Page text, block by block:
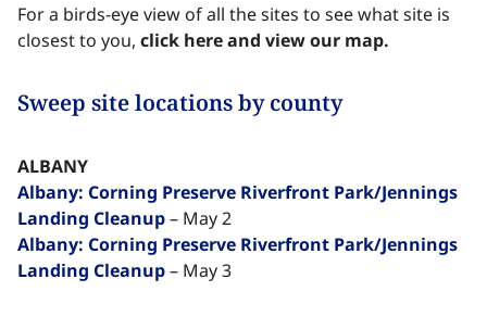
For a birds-eye view of all the sites to see what site is
closest to you, ​​​​‌ ‍ ​‍​‍‌‍ ‌ ​‍‌‍‍‌‌‍‌ ‌‍‍‌‌‍ ‍​‍​‍​ ‍‍​‍​‍‌ ​ ‌‍​‌‌‍ ‍‌‍‍‌‌ ‌​‌ ‍‌​‍ ‍‌‍‍‌‌‍ ​‍​‍​‍ ​​‍​‍‌‍‍​‌ ​‍‌‍‌‌‌‍‌‍​‍​‍​ ‍‍​‍​‍‌‍‍​‌ ‌​‌ ‌​‌ ​​‌ ​ ​ ‍‍​‍ ​‍ ‌‍​ ‌‍ ‌‌ ​ ​‍ ‍‌‍ ‌‌‍​‌‌‍‍‌‌‍ ‍​‍ ‍​ ​‍​ ​​​ ​‍​ ‌​‌ ​‍‌‍‌‌‌‍‌​‌‍‌‌‌ ​ ‌‍‍‌‌‍‌ ‌‍ ‍​‍ ‍‌ ​‍‌‍‍‌‌ ‌‍‌‍‌‌‌ ​‍‌‍‍ ‌‍‌‌‌‍‌‌‌ ​​‌‍‌‌‌ ​‍​‍ ‍‌‍ ‌ ​‍‌‍‌ ​‍ ‌‍‍‌‌‍ ‍‌ ‌​‌‍‌‌‌‍ ‍‌ ‌​​‍ ‌‍‌‌‌‍‌​‌‍‍‌‌ ‌​​‍ ‌‍ ‌‌‍ ‌‍‌​‌‍‌‌​ ‌‌ ​​‌ ​‍‌‍‌‌‌ ​ ‌‍‌‌‌‍ ‍‌ ‌​‌‍​‌‌ ‌​‌‍‍‌‌‍ ‌‍ ‍​ ‍ ‌‍‍‌‌‍‌​​ ‌​ ‌ ‌‍​‍​ ‍‌​ ‌ ‌‍​ ‌‍‌‌‌‍‌‍​ ​‌​‍ ‌‌‍​‍​ ‌​‌‍‌​​ ‌ ​‍ ‌​ ‌​​ ​‌​ ‌‌‌‍​ ​‍ ‌​ ‍‌​ ‌‌​ ​‍‌‍‌‌​‍ ‌​ ‌ ​ ​ ‌‍‌‍‌‍​ ​ ‍‌‌‍‌‌‌‍​ ‌‍‌‌‌‍​‌‌‍‌‌‌‍‌‌‌‍​‍​ ‍ ‌ ‌​‌ ‍‌‌ ​​‌‍‌‌​ ‌‌ ​ ‌‍‌‌‌‍​ ‌ ‌​‌‍‍‌‌‍ ‌‍ ‍‌​​ ‌‍​‌‌‍ ​‌‍ ​‌‍ ‌ ‌‌‌ ‌​​ ‍ ‌ ​​‌‍​‌‌ ‌​‌‍‍​​ ‌‌‍​ ‌‍ ‌‍ ‍‌ ‌​‌‍‌‌‌‍ ‍‌ ‌​​‍‌‌​ ‌‌‌​​‍‌‌ ‌‍‍ ‌‍‌‌‌ ‍‌​‍‌‌​ ​ ‌​‌​​‍‌‌​ ​ ‌​‌​​‍‌‌​ ​‍​ ​‍‌‍​ ‌‍​‍​ ‌‌​ ​‌​ ‍‌​ ‌‌‌‍‌‌‌‍​‌​ ‌‌​ ​‌​ ​‌​ ‌‌​‍‌‌​ ​‍​ ​‍​‍‌‌​ ‌‌‌​‌​​‍ ‍‌‍​ ‌‍‍​‌‍‍‌‌‍ ​‌‍‌​‌ ​‍‌‍‌‌‌‍ ‍​‍‌‌​ ‌‌‌​​‍‌‌ ‌‍‍ ‌‍‌‌‌ ‍‌​‍‌‌​ ​ ‌​‌​​‍‌‌​ ​ ‌​‌​​‍‌‌​ ​‍​ ​‍‌‍​ ​ ​​​ ‌​​ ‍‌​ ​‌‌‍​ ​ ​‍‌‍‌​‌‍‌​‌‍​‍‌‍​‍‌‍‌‍​‍‌‌​ ​‍​ ​‍​‍‌‌​ ‌‌‌​‌​​‍ ‍‌ ‌​‌‍‌‌‌ ‍​‌ ‌​​ ‌‍​‍‌‍​‌‌ ​ ‌‍‌‌‌‌‌‌‌ ​‍‌‍ ​​ ‌‌‍‍​‌ ‌​‌ ‌​‌ ​​‌ ​ ​‍‌‌​ ​ ‌​​‌​‍‌‌​ ​‍‌​‌‍​‍‌‌​ ​‍‌​‌‍‌‍​ ‌‍ ‌‌ ​ ​‍ ‍‌‍ ‌‌‍​‌‌‍‍‌‌‍ ‍​‍ ‍​ ​‍​ ​​​ ​‍​ ‌​‌ ​‍‌‍‌‌‌‍‌​‌‍‌‌‌ ​ ‌‍‍‌‌‍‌ ‌‍ ‍​‍ ‍‌ ​‍‌‍‍‌‌ ‌‍‌‍‌‌‌ ​‍‌‍‍ ‌‍‌‌‌‍‌‌‌ ​​‌‍‌‌‌ ​‍​‍ ‍‌‍ ‌ ​‍‌‍‌ ​‍‌‍‌‍‍‌‌‍‌​​ ‌​ ‌ ‌‍​‍​ ‍‌​ ‌ ‌‍​ ‌‍‌‌‌‍‌‍​ ​‌​‍ ‌‌‍​‍​ ‌​‌‍‌​​ ‌ ​‍ ‌​ ‌​​ ​‌​ ‌‌‌‍​ ​‍ ‌​ ‍‌​ ‌‌​ ​‍‌‍‌‌​‍ ‌​ ‌ ​ ​ ‌‍‌‍‌‍​ ​ ‍‌‌‍‌‌‌‍​ ‌‍‌‌‌‍​‌‌‍‌‌‌‍‌‌‌‍​‍​‍‌‍‌ ‌​‌ ‍‌‌ ​​‌‍‌‌​ ‌‌ ​ ‌‍‌‌‌‍​ ‌ ‌​‌‍‍‌‌‍ ‌‍ ‍‌​​ ‌‍​‌‌‍ ​‌‍ ​‌‍ ‌ ‌‌‌ ‌​​‍‌‍‌ ​​‌‍​‌‌ ‌​‌‍‍​​ ‌‌‍​ ‌‍ ‌‍ ‍‌ ‌​‌‍‌‌‌‍ ‍‌ ‌​​‍‌‌​ ‌‌‌​​‍‌‌ ‌‍‍ ‌‍‌‌‌ ‍‌​‍‌‌​ ​ ‌​‌​​‍‌‌​ ​ ‌​‌​​‍‌‌​ ​‍​ ​‍‌‍​ ‌‍​‍​ ‌‌​ ​‌​ ‍‌​ ‌‌‌‍‌‌‌‍​‌​ ‌‌​ ​‌​ ​‌​ ‌‌​‍‌‌​ ​‍​ ​‍​‍‌‌​ ‌‌‌​‌​​‍ ‍‌‍​ ‌‍‍​‌‍‍‌‌‍ ​‌‍‌​‌ ​‍‌‍‌‌‌‍ ‍​‍‌‌​ ‌‌‌​​‍‌‌ ‌‍‍ ‌‍‌‌‌ ‍‌​‍‌‌​ ​ ‌​‌​​‍‌‌​ ​ ‌​‌​​‍‌‌​ ​‍​ ​‍‌‍​ ​ ​​​ ‌​​ ‍‌​ ​‌‌‍​ ​ ​‍‌‍‌​‌‍‌​‌‍​‍‌‍​‍‌‍‌‍​‍‌‌​ ​‍​ ​‍​‍‌‌​ ‌‌‌​‌​​‍ ‍‌ ‌​‌‍‌‌‌ ‍​‌ ‌​​‍‌‍‌ ​​‌‍‌‌‌ ​‍‌ ​ ‌ ​​‌‍‌‌‌‍​ ‌ ‌​‌‍‍‌‌ ‌‍‌‍‌‌​ ‌‌ ​​‌ ‌‌‌‍​‍‌‍ ​‌‍‍‌‌ ​ ‌‍‍​‌‍‌‌‌‍‌​​‍​‍‌ ‌ click here and view our map​​​​‌ ‍ ​‍​‍‌‍ ‌ ​‍‌‍‍‌‌‍‌ ‌‍‍‌‌‍ ‍​‍​‍​ ‍‍​‍​‍‌ ​ ‌‍​‌‌‍ ‍‌‍‍‌‌ ‌​‌ ‍‌​‍ ‍‌‍‍‌‌‍ ​‍​‍​‍ ​​‍​‍‌‍‍​‌ ​‍‌‍‌‌‌‍‌‍​‍​‍​ ‍‍​‍​‍‌‍‍​‌ ‌​‌ ‌​‌ ​​‌ ​ ​ ‍‍​‍ ​‍ ‌‍​ ‌‍ ‌‌ ​ ​‍ ‍‌‍ ‌‌‍​‌‌‍‍‌‌‍ ‍​‍ ‍​ ​‍​ ​​​ ​‍​ ‌​‌ ​‍‌‍‌‌‌‍‌​‌‍‌‌‌ ​ ‌‍‍‌‌‍‌ ‌‍ ‍​‍ ‍‌ ​‍‌‍‍‌‌ ‌‍‌‍‌‌‌ ​‍‌‍‍ ‌‍‌‌‌‍‌‌‌ ​​‌‍‌‌‌ ​‍​‍ ‍‌‍ ‌ ​‍‌‍‌ ​‍ ‌‍‍‌‌‍ ‍‌ ‌​‌‍‌‌‌‍ ‍‌ ‌​​‍ ‌‍‌‌‌‍‌​‌‍‍‌‌ ‌​​‍ ‌‍ ‌‌‍ ‌‍‌​‌‍‌‌​ ‌‌ ​​‌ ​‍‌‍‌‌‌ ​ ‌‍‌‌‌‍ ‍‌ ‌​‌‍​‌‌ ‌​‌‍‍‌‌‍ ‌‍ ‍​ ‍ ‌‍‍‌‌‍‌​​ ‌​ ‌ ‌‍​‍​ ‍‌​ ‌ ‌‍​ ‌‍‌‌‌‍‌‍​ ​‌​‍ ‌‌‍​‍​ ‌​‌‍‌​​ ‌ ​‍ ‌​ ‌​​ ​‌​ ‌‌‌‍​ ​‍ ‌​ ‍‌​ ‌‌​ ​‍‌‍‌‌​‍ ‌​ ‌ ​ ​ ‌‍‌‍‌‍​ ​ ‍‌‌‍‌‌‌‍​ ‌‍‌‌‌‍​‌‌‍‌‌‌‍‌‌‌‍​‍​ ‍ ‌ ‌​‌ ‍‌‌ ​​‌‍‌‌​ ‌‌ ​ ‌‍‌‌‌‍​ ‌ ‌​‌‍‍‌‌‍ ‌‍ ‍‌​​ ‌‍​‌‌‍ ​‌‍ ​‌‍ ‌ ‌‌‌ ‌​​ ‍ ‌ ​​‌‍​‌‌ ‌​‌‍‍​​ ‌‌‍​ ‌‍ ‌‍ ‍‌ ‌​‌‍‌‌‌‍ ‍‌ ‌​​‍‌‌​ ‌‌‌​​‍‌‌ ‌‍‍ ‌‍‌‌‌ ‍‌​‍‌‌​ ​ ‌​‌​​‍‌‌​ ​ ‌​‌​​‍‌‌​ ​‍​ ​‍‌‍​ ‌‍​‍​ ‌‌​ ​‌​ ‍‌​ ‌‌‌‍‌‌‌‍​‌​ ‌‌​ ​‌​ ​‌​ ‌‌​‍‌‌​ ​‍​ ​‍​‍‌‌​ ‌‌‌​‌​​‍ ‍‌‍​ ‌‍‍​‌‍‍‌‌‍ ​‌‍‌​‌ ​‍‌‍‌‌‌‍ ‍​‍‌‌​ ‌‌‌​​‍‌‌ ‌‍‍ ‌‍‌‌‌ ‍‌​‍‌‌​ ​ ‌​‌​​‍‌‌​ ​ ‌​‌​​‍‌‌​ ​‍​ ​‍‌‍​‍‌‍‌‍‌‍​ ​ ​ ​ ‌ ‌‍​‌‌‍‌​​ ‌‍​ ‌‌‌‍‌‌‌‍​‍​ ‍​​‍‌‌​ ​‍​ ​‍​‍‌‌​ ‌‌‌​‌​​‍ ‍‌ ‌​‌‍‌‌‌ ‍​‌ ‌​​ ‌‍​‍‌‍​‌‌ ​ ‌‍‌‌‌‌‌‌‌ ​‍‌‍ ​​ ‌‌‍‍​‌ ‌​‌ ‌​‌ ​​‌ ​ ​‍‌‌​ ​ ‌​​‌​‍‌‌​ ​‍‌​‌‍​‍‌‌​ ​‍‌​‌‍‌‍​ ‌‍ ‌‌ ​ ​‍ ‍‌‍ ‌‌‍​‌‌‍‍‌‌‍ ‍​‍ ‍​ ​‍​ ​​​ ​‍​ ‌​‌ ​‍‌‍‌‌‌‍‌​‌‍‌‌‌ ​ ‌‍‍‌‌‍‌ ‌‍ ‍​‍ ‍‌ ​‍‌‍‍‌‌ ‌‍‌‍‌‌‌ ​‍‌‍‍ ‌‍‌‌‌‍‌‌‌ ​​‌‍‌‌‌ ​‍​‍ ‍‌‍ ‌ ​‍‌‍‌ ​‍‌‍‌‍‍‌‌‍‌​​ ‌​ ‌ ‌‍​‍​ ‍‌​ ‌ ‌‍​ ‌‍‌‌‌‍‌‍​ ​‌​‍ ‌‌‍​‍​ ‌​‌‍‌​​ ‌ ​‍ ‌​ ‌​​ ​‌​ ‌‌‌‍​ ​‍ ‌​ ‍‌​ ‌‌​ ​‍‌‍‌‌​‍ ‌​ ‌ ​ ​ ‌‍‌‍‌‍​ ​ ‍‌‌‍‌‌‌‍​ ‌‍‌‌‌‍​‌‌‍‌‌‌‍‌‌‌‍​‍​‍‌‍‌ ‌​‌ ‍‌‌ ​​‌‍‌‌​ ‌‌ ​ ‌‍‌‌‌‍​ ‌ ‌​‌‍‍‌‌‍ ‌‍ ‍‌​​ ‌‍​‌‌‍ ​‌‍ ​‌‍ ‌ ‌‌‌ ‌​​‍‌‍‌ ​​‌‍​‌‌ ‌​‌‍‍​​ ‌‌‍​ ‌‍ ‌‍ ‍‌ ‌​‌‍‌‌‌‍ ‍‌ ‌​​‍‌‌​ ‌‌‌​​‍‌‌ ‌‍‍ ‌‍‌‌‌ ‍‌​‍‌‌​ ​ ‌​‌​​‍‌‌​ ​ ‌​‌​​‍‌‌​ ​‍​ ​‍‌‍​ ‌‍​‍​ ‌‌​ ​‌​ ‍‌​ ‌‌‌‍‌‌‌‍​‌​ ‌‌​ ​‌​ ​‌​ ‌‌​‍‌‌​ ​‍​ ​‍​‍‌‌​ ‌‌‌​‌​​‍ ‍‌‍​ ‌‍‍​‌‍‍‌‌‍ ​‌‍‌​‌ ​‍‌‍‌‌‌‍ ‍​‍‌‌​ ‌‌‌​​‍‌‌ ‌‍‍ ‌‍‌‌‌ ‍‌​‍‌‌​ ​ ‌​‌​​‍‌‌​ ​ ‌​‌​​‍‌‌​ ​‍​ ​‍‌‍​‍‌‍‌‍‌‍​ ​ ​ ​ ‌ ‌‍​‌‌‍‌​​ ‌‍​ ‌‌‌‍‌‌‌‍​‍​ ‍​​‍‌‌​ ​‍​ ​‍​‍‌‌​ ‌‌‌​‌​​‍ ‍‌ ‌​‌‍‌‌‌ ‍​‌ ‌​​‍‌‍‌ ​​‌‍‌‌‌ ​‍‌ ​ ‌ ​​‌‍‌‌‌‍​ ‌ ‌​‌‍‍‌‌ ‌‍‌‍‌‌​ ‌‌ ​​‌ ‌‌‌‍​‍‌‍ ​‌‍‍‌‌ ​ ‌‍‍​‌‍‌‌‌‍‌​​‍​‍‌ ‌.​​​​‌ ‍ ​‍​‍‌‍ ‌ ​‍‌‍‍‌‌‍‌ ‌‍‍‌‌‍ ‍​‍​‍​ ‍‍​‍​‍‌ ​ ‌‍​‌‌‍ ‍‌‍‍‌‌ ‌​‌ ‍‌​‍ ‍‌‍‍‌‌‍ ​‍​‍​‍ ​​‍​‍‌‍‍​‌ ​‍‌‍‌‌‌‍‌‍​‍​‍​ ‍‍​‍​‍‌‍‍​‌ ‌​‌ ‌​‌ ​​‌ ​ ​ ‍‍​‍ ​‍ ‌‍​ ‌‍ ‌‌ ​ ​‍ ‍‌‍ ‌‌‍​‌‌‍‍‌‌‍ ‍​‍ ‍​ ​‍​ ​​​ ​‍​ ‌​‌ ​‍‌‍‌‌‌‍‌​‌‍‌‌‌ ​ ‌‍‍‌‌‍‌ ‌‍ ‍​‍ ‍‌ ​‍‌‍‍‌‌ ‌‍‌‍‌‌‌ ​‍‌‍‍ ‌‍‌‌‌‍‌‌‌ ​​‌‍‌‌‌ ​‍​‍ ‍‌‍ ‌ ​‍‌‍‌ ​‍ ‌‍‍‌‌‍ ‍‌ ‌​‌‍‌‌‌‍ ‍‌ ‌​​‍ ‌‍‌‌‌‍‌​‌‍‍‌‌ ‌​​‍ ‌‍ ‌‌‍ ‌‍‌​‌‍‌‌​ ‌‌ ​​‌ ​‍‌‍‌‌‌ ​ ‌‍‌‌‌‍ ‍‌ ‌​‌‍​‌‌ ‌​‌‍‍‌‌‍ ‌‍ ‍​ ‍ ‌‍‍‌‌‍‌​​ ‌​ ‌ ‌‍​‍​ ‍‌​ ‌ ‌‍​ ‌‍‌‌‌‍‌‍​ ​‌​‍ ‌‌‍​‍​ ‌​‌‍‌​​ ‌ ​‍ ‌​ ‌​​ ​‌​ ‌‌‌‍​ ​‍ ‌​ ‍‌​ ‌‌​ ​‍‌‍‌‌​‍ ‌​ ‌ ​ ​ ‌‍‌‍‌‍​ ​ ‍‌‌‍‌‌‌‍​ ‌‍‌‌‌‍​‌‌‍‌‌‌‍‌‌‌‍​‍​ ‍ ‌ ‌​‌ ‍‌‌ ​​‌‍‌‌​ ‌‌ ​ ‌‍‌‌‌‍​ ‌ ‌​‌‍‍‌‌‍ ‌‍ ‍‌​​ ‌‍​‌‌‍ ​‌‍ ​‌‍ ‌ ‌‌‌ ‌​​ ‍ ‌ ​​‌‍​‌‌ ‌​‌‍‍​​ ‌‌‍​ ‌‍ ‌‍ ‍‌ ‌​‌‍‌‌‌‍ ‍‌ ‌​​‍‌‌​ ‌‌‌​​‍‌‌ ‌‍‍ ‌‍‌‌‌ ‍‌​‍‌‌​ ​ ‌​‌​​‍‌‌​ ​ ‌​‌​​‍‌‌​ ​‍​ ​‍‌‍​ ‌‍​‍​ ‌‌​ ​‌​ ‍‌​ ‌‌‌‍‌‌‌‍​‌​ ‌‌​ ​‌​ ​‌​ ‌‌​‍‌‌​ ​‍​ ​‍​‍‌‌​ ‌‌‌​‌​​‍ ‍‌‍​ ‌‍‍​‌‍‍‌‌‍ ​‌‍‌​‌ ​‍‌‍‌‌‌‍ ‍​‍‌‌​ ‌‌‌​​‍‌‌ ‌‍‍ ‌‍‌‌‌ ‍‌​‍‌‌​ ​ ‌​‌​​‍‌‌​ ​ ‌​‌​​‍‌‌​ ​‍​ ​‍‌‍‌​‌‍‌‍​ ​‌​ ‌‌​ ​ ​ ​ ‌‍‌‌​ ‍‌​ ‍​‌‍‌‍​ ‌ ‌‍‌​​‍‌‌​ ​‍​ ​‍​‍‌‌​ ‌‌‌​‌​​‍ ‍‌ ‌​‌‍‌‌‌ ‍​‌ ‌​​ ‌‍​‍‌‍​‌‌ ​ ‌‍‌‌‌‌‌‌‌ ​‍‌‍ ​​ ‌‌‍‍​‌ ‌​‌ ‌​‌ ​​‌ ​ ​‍‌‌​ ​ ‌​​‌​‍‌‌​ ​‍‌​‌‍​‍‌‌​ ​‍‌​‌‍‌‍​ ‌‍ ‌‌ ​ ​‍ ‍‌‍ ‌‌‍​‌‌‍‍‌‌‍ ‍​‍ ‍​ ​‍​ ​​​ ​‍​ ‌​‌ ​‍‌‍‌‌‌‍‌​‌‍‌‌‌ ​ ‌‍‍‌‌‍‌ ‌‍ ‍​‍ ‍‌ ​‍‌‍‍‌‌ ‌‍‌‍‌‌‌ ​‍‌‍‍ ‌‍‌‌‌‍‌‌‌ ​​‌‍‌‌‌ ​‍​‍ ‍‌‍ ‌ ​‍‌‍‌ ​‍‌‍‌‍‍‌‌‍‌​​ ‌​ ‌ ‌‍​‍​ ‍‌​ ‌ ‌‍​ ‌‍‌‌‌‍‌‍​ ​‌​‍ ‌‌‍​‍​ ‌​‌‍‌​​ ‌ ​‍ ‌​ ‌​​ ​‌​ ‌‌‌‍​ ​‍ ‌​ ‍‌​ ‌‌​ ​‍‌‍‌‌​‍ ‌​ ‌ ​ ​ ‌‍‌‍‌‍​ ​ ‍‌‌‍‌‌‌‍​ ‌‍‌‌‌‍​‌‌‍‌‌‌‍‌‌‌‍​‍​‍‌‍‌ ‌​‌ ‍‌‌ ​​‌‍‌‌​ ‌‌ ​ ‌‍‌‌‌‍​ ‌ ‌​‌‍‍‌‌‍ ‌‍ ‍‌​​ ‌‍​‌‌‍ ​‌‍ ​‌‍ ‌ ‌‌‌ ‌​​‍‌‍‌ ​​‌‍​‌‌ ‌​‌‍‍​​ ‌‌‍​ ‌‍ ‌‍ ‍‌ ‌​‌‍‌‌‌‍ ‍‌ ‌​​‍‌‌​ ‌‌‌​​‍‌‌ ‌‍‍ ‌‍‌‌‌ ‍‌​‍‌‌​ ​ ‌​‌​​‍‌‌​ ​ ‌​‌​​‍‌‌​ ​‍​ ​‍‌‍​ ‌‍​‍​ ‌‌​ ​‌​ ‍‌​ ‌‌‌‍‌‌‌‍​‌​ ‌‌​ ​‌​ ​‌​ ‌‌​‍‌‌​ ​‍​ ​‍​‍‌‌​ ‌‌‌​‌​​‍ ‍‌‍​ ‌‍‍​‌‍‍‌‌‍ ​‌‍‌​‌ ​‍‌‍‌‌‌‍ ‍​‍‌‌​ ‌‌‌​​‍‌‌ ‌‍‍ ‌‍‌‌‌ ‍‌​‍‌‌​ ​ ‌​‌​​‍‌‌​ ​ ‌​‌​​‍‌‌​ ​‍​ ​‍‌‍‌​‌‍‌‍​ ​‌​ ‌‌​ ​ ​ ​ ‌‍‌‌​ ‍‌​ ‍​‌‍‌‍​ ‌ ‌‍‌​​‍‌‌​ ​‍​ ​‍​‍‌‌​ ‌‌‌​‌​​‍ ‍‌ ‌​‌‍‌‌‌ ‍​‌ ‌​​‍‌‍‌ ​​‌‍‌‌‌ ​‍‌ ​ ‌ ​​‌‍‌‌‌‍​ ‌ ‌​‌‍‍‌‌ ‌‍‌‍‌‌​ ‌‌ ​​‌ ‌‌‌‍​‍‌‍ ​‌‍‍‌‌ ​ ‌‍‍​‌‍‌‌‌‍‌​​‍​‍‌ ‌
Sweep site locations by county​​​​‌ ‍ ​‍​‍‌‍ ‌ ​‍‌‍‍‌‌‍‌ ‌‍‍‌‌‍ ‍​‍​‍​ ‍‍​‍​‍‌ ​ ‌‍​‌‌‍ ‍‌‍‍‌‌ ‌​‌ ‍‌​‍ ‍‌‍‍‌‌‍ ​‍​‍​‍ ​​‍​‍‌‍‍​‌ ​‍‌‍‌‌‌‍‌‍​‍​‍​ ‍‍​‍​‍‌‍‍​‌ ‌​‌ ‌​‌ ​​‌ ​ ​ ‍‍​‍ ​‍ ‌‍​ ‌‍ ‌‌ ​ ​‍ ‍‌‍ ‌‌‍​‌‌‍‍‌‌‍ ‍​‍ ‍​ ​‍​ ​​​ ​‍​ ‌​‌ ​‍‌‍‌‌‌‍‌​‌‍‌‌‌ ​ ‌‍‍‌‌‍‌ ‌‍ ‍​‍ ‍‌ ​‍‌‍‍‌‌ ‌‍‌‍‌‌‌ ​‍‌‍‍ ‌‍‌‌‌‍‌‌‌ ​​‌‍‌‌‌ ​‍​‍ ‍‌‍ ‌ ​‍‌‍‌ ​‍ ‌‍‍‌‌‍ ‍‌ ‌​‌‍‌‌‌‍ ‍‌ ‌​​‍ ‌‍‌‌‌‍‌​‌‍‍‌‌ ‌​​‍ ‌‍ ‌‌‍ ‌‍‌​‌‍‌‌​ ‌‌ ​​‌ ​‍‌‍‌‌‌ ​ ‌‍‌‌‌‍ ‍‌ ‌​‌‍​‌‌ ‌​‌‍‍‌‌‍ ‌‍ ‍​ ‍ ‌‍‍‌‌‍‌​​ ‌‌‍‌‍​ ‌ ​ ​‍​ ‌‍​ ​​​ ‍‌‌‍‌​​ ​‌​‍ ‌​ ‌​​ ‌‌​ ‌​​ ‍‌​‍ ‌​ ‌​​ ‍​​ ‌ ​ ​​​‍ ‌‌‍​‌​ ‌​‌‍‌‍​ ‍‌​‍ ‌​ ​ ​ ‌‌​ ​ ‌‍‌​​ ‌‌‌‍‌‌‌‍​‍​ ​‌​ ‌‌‌‍​ ‌‍‌​​ ‌‍​ ‍ ‌ ‌​‌ ‍‌‌ ​​‌‍‌‌​ ‌‌‍‌‌‌ ‌‍‌‍‌‌‌‍ ‍‌ ‌​​ ‍ ‌ ​​‌‍​‌‌ ‌​‌‍‍​​ ‌‌‍​ ‌‍ ‌‍ ‍‌ ‌​‌‍‌‌‌‍ ‍‌ ‌​​‍‌‌​ ‌‌‌​​‍‌‌ ‌‍‍ ‌‍‌‌‌ ‍‌​‍‌‌​ ​ ‌​‌​​‍‌‌​ ​ ‌​‌​​‍‌‌​ ​‍​ ​‍‌‍​‌‌‍​‌​ ‍​​ ‌ ​ ​‌​ ​‍​ ‍‌​ ‍​‌‍‌‌​ ‌ ​ ‍‌​ ​‍​‍‌‌​ ​‍​ ​‍​‍‌‌​ ‌‌‌​‌​​‍ ‍‌‍​ ‌‍‍​‌‍‍‌‌‍ ​‌‍‌​‌ ​‍‌‍‌‌‌‍ ‍​‍‌‌​ ‌‌‌​​‍‌‌ ‌‍‍ ‌‍‌‌‌ ‍‌​‍‌‌​ ​ ‌​‌​​‍‌‌​ ​ ‌​‌​​‍‌‌​ ​‍​ ​‍‌‍​‌‌‍‌​​ ​ ​ ‌‌​ ‌ ‌‍‌‌​ ‍​​ ​‍​ ‌ ‌‍​‌​ ​ ‌‍​‍​‍‌‌​ ​‍​ ​‍​‍‌‌​ ‌‌‌​‌​​‍ ‍‌ ‌​‌‍‌‌‌ ‍​‌ ‌​​ ‌‍​‍‌‍​‌‌ ​ ‌‍‌‌‌‌‌‌‌ ​‍‌‍ ​​ ‌‌‍‍​‌ ‌​‌ ‌​‌ ​​‌ ​ ​‍‌‌​ ​ ‌​​‌​‍‌‌​ ​‍‌​‌‍​‍‌‌​ ​‍‌​‌‍‌‍​ ‌‍ ‌‌ ​ ​‍ ‍‌‍ ‌‌‍​‌‌‍‍‌‌‍ ‍​‍ ‍​ ​‍​ ​​​ ​‍​ ‌​‌ ​‍‌‍‌‌‌‍‌​‌‍‌‌‌ ​ ‌‍‍‌‌‍‌ ‌‍ ‍​‍ ‍‌ ​‍‌‍‍‌‌ ‌‍‌‍‌‌‌ ​‍‌‍‍ ‌‍‌‌‌‍‌‌‌ ​​‌‍‌‌‌ ​‍​‍ ‍‌‍ ‌ ​‍‌‍‌ ​‍‌‍‌‍‍‌‌‍‌​​ ‌‌‍‌‍​ ‌ ​ ​‍​ ‌‍​ ​​​ ‍‌‌‍‌​​ ​‌​‍ ‌​ ‌​​ ‌‌​ ‌​​ ‍‌​‍ ‌​ ‌​​ ‍​​ ‌ ​ ​​​‍ ‌‌‍​‌​ ‌​‌‍‌‍​ ‍‌​‍ ‌​ ​ ​ ‌‌​ ​ ‌‍‌​​ ‌‌‌‍‌‌‌‍​‍​ ​‌​ ‌‌‌‍​ ‌‍‌​​ ‌‍​‍‌‍‌ ‌​‌ ‍‌‌ ​​‌‍‌‌​ ‌‌‍‌‌‌ ‌‍‌‍‌‌‌‍ ‍‌ ‌​​‍‌‍‌ ​​‌‍​‌‌ ‌​‌‍‍​​ ‌‌‍​ ‌‍ ‌‍ ‍‌ ‌​‌‍‌‌‌‍ ‍‌ ‌​​‍‌‌​ ‌‌‌​​‍‌‌ ‌‍‍ ‌‍‌‌‌ ‍‌​‍‌‌​ ​ ‌​‌​​‍‌‌​ ​ ‌​‌​​‍‌‌​ ​‍​ ​‍‌‍​‌‌‍​‌​ ‍​​ ‌ ​ ​‌​ ​‍​ ‍‌​ ‍​‌‍‌‌​ ‌ ​ ‍‌​ ​‍​‍‌‌​ ​‍​ ​‍​‍‌‌​ ‌‌‌​‌​​‍ ‍‌‍​ ‌‍‍​‌‍‍‌‌‍ ​‌‍‌​‌ ​‍‌‍‌‌‌‍ ‍​‍‌‌​ ‌‌‌​​‍‌‌ ‌‍‍ ‌‍‌‌‌ ‍‌​‍‌‌​ ​ ‌​‌​​‍‌‌​ ​ ‌​‌​​‍‌‌​ ​‍​ ​‍‌‍​‌‌‍‌​​ ​ ​ ‌‌​ ‌ ‌‍‌‌​ ‍​​ ​‍​ ‌ ‌‍​‌​ ​ ‌‍​‍​‍‌‌​ ​‍​ ​‍​‍‌‌​ ‌‌‌​‌​​‍ ‍‌ ‌​‌‍‌‌‌ ‍​‌ ‌​​‍‌‍‌ ​​‌‍‌‌‌ ​‍‌ ​ ‌ ​​‌‍‌‌‌‍​ ‌ ‌​‌‍‍‌‌ ‌‍‌‍‌‌​ ‌‌ ​​‌ ‌‌‌‍​‍‌‍ ​‌‍‍‌‌ ​ ‌‍‍​‌‍‌‌‌‍‌​​‍​‍‌ ‌
ALBANY
Albany: Corning Preserve Riverfront Park/Jennings
Landing Cleanup– May 2
Albany: Corning Preserve Riverfront Park/Jennings
Landing Cleanup– May 3​​​​‌ ‍ ​‍​‍‌‍ ‌ ​‍‌‍‍‌‌‍‌ ‌‍‍‌‌‍ ‍​‍​‍​ ‍‍​‍​‍‌ ​ ‌‍​‌‌‍ ‍‌‍‍‌‌ ‌​‌ ‍‌​‍ ‍‌‍‍‌‌‍ ​‍​‍​‍ ​​‍​‍‌‍‍​‌ ​‍‌‍‌‌‌‍‌‍​‍​‍​ ‍‍​‍​‍‌‍‍​‌ ‌​‌ ‌​‌ ​​‌ ​ ​ ‍‍​‍ ​‍ ‌‍​ ‌‍ ‌‌ ​ ​‍ ‍‌‍ ‌‌‍​‌‌‍‍‌‌‍ ‍​‍ ‍​ ​‍​ ​​​ ​‍​ ‌​‌ ​‍‌‍‌‌‌‍‌​‌‍‌‌‌ ​ ‌‍‍‌‌‍‌ ‌‍ ‍​‍ ‍‌ ​‍‌‍‍‌‌ ‌‍‌‍‌‌‌ ​‍‌‍‍ ‌‍‌‌‌‍‌‌‌ ​​‌‍‌‌‌ ​‍​‍ ‍‌‍ ‌ ​‍‌‍‌ ​‍ ‌‍‍‌‌‍ ‍‌ ‌​‌‍‌‌‌‍ ‍‌ ‌​​‍ ‌‍‌‌‌‍‌​‌‍‍‌‌ ‌​​‍ ‌‍ ‌‌‍ ‌‍‌​‌‍‌‌​ ‌‌ ​​‌ ​‍‌‍‌‌‌ ​ ‌‍‌‌‌‍ ‍‌ ‌​‌‍​‌‌ ‌​‌‍‍‌‌‍ ‌‍ ‍​ ‍ ‌‍‍‌‌‍‌​​ ‌‌‍‌‍​ ‌ ​ ​‍​ ‌‍​ ​​​ ‍‌‌‍‌​​ ​‌​‍ ‌​ ‌​​ ‌‌​ ‌​​ ‍‌​‍ ‌​ ‌​​ ‍​​ ‌ ​ ​​​‍ ‌‌‍​‌​ ‌​‌‍‌‍​ ‍‌​‍ ‌​ ​ ​ ‌‌​ ​ ‌‍‌​​ ‌‌‌‍‌‌‌‍​‍​ ​‌​ ‌‌‌‍​ ‌‍‌​​ ‌‍​ ‍ ‌ ‌​‌ ‍‌‌ ​​‌‍‌‌​ ‌‌‍‌‌‌ ‌‍‌‍‌‌‌‍ ‍‌ ‌​​ ‍ ‌ ​​‌‍​‌‌ ‌​‌‍‍​​ ‌‌‍​ ‌‍ ‌‍ ‍‌ ‌​‌‍‌‌‌‍ ‍‌ ‌​​‍‌‌​ ‌‌‌​​‍‌‌ ‌‍‍ ‌‍‌‌‌ ‍‌​‍‌‌​ ​ ‌​‌​​‍‌‌​ ​ ‌​‌​​‍‌‌​ ​‍​ ​‍‌‍​‍‌‍​‍‌‍‌‌​ ‌‌​ ‍‌​ ‌ ​ ​‌‌‍​ ‌‍​‌‌‍‌​​ ‌‍​ ​‌​‍‌‌​ ​‍​ ​‍​‍‌‌​ ‌‌‌​‌​​‍ ‍‌‍​ ‌‍‍​‌‍‍‌‌‍ ​‌‍‌​‌ ​‍‌‍‌‌‌‍ ‍​‍‌‌​ ‌‌‌​​‍‌‌ ‌‍‍ ‌‍‌‌‌ ‍‌​‍‌‌​ ​ ‌​‌​​‍‌‌​ ​ ‌​‌​​‍‌‌​ ​‍​ ​‍‌‍​ ​ ‌ ​ ‌ ‌‍​‌​ ​‌​ ​‌​ ​ ‌‍‌‌​ ​ ‌‍​‍​ ‌‍‌‍​‌​‍‌‌​ ​‍​ ​‍​‍‌‌​ ‌‌‌​‌​​‍ ‍‌ ‌​‌‍‌‌‌ ‍​‌ ‌​​ ‌‍​‍‌‍​‌‌ ​ ‌‍‌‌‌‌‌‌‌ ​‍‌‍ ​​ ‌‌‍‍​‌ ‌​‌ ‌​‌ ​​‌ ​ ​‍‌‌​ ​ ‌​​‌​‍‌‌​ ​‍‌​‌‍​‍‌‌​ ​‍‌​‌‍‌‍​ ‌‍ ‌‌ ​ ​‍ ‍‌‍ ‌‌‍​‌‌‍‍‌‌‍ ‍​‍ ‍​ ​‍​ ​​​ ​‍​ ‌​‌ ​‍‌‍‌‌‌‍‌​‌‍‌‌‌ ​ ‌‍‍‌‌‍‌ ‌‍ ‍​‍ ‍‌ ​‍‌‍‍‌‌ ‌‍‌‍‌‌‌ ​‍‌‍‍ ‌‍‌‌‌‍‌‌‌ ​​‌‍‌‌‌ ​‍​‍ ‍‌‍ ‌ ​‍‌‍‌ ​‍‌‍‌‍‍‌‌‍‌​​ ‌‌‍‌‍​ ‌ ​ ​‍​ ‌‍​ ​​​ ‍‌‌‍‌​​ ​‌​‍ ‌​ ‌​​ ‌‌​ ‌​​ ‍‌​‍ ‌​ ‌​​ ‍​​ ‌ ​ ​​​‍ ‌‌‍​‌​ ‌​‌‍‌‍​ ‍‌​‍ ‌​ ​ ​ ‌‌​ ​ ‌‍‌​​ ‌‌‌‍‌‌‌‍​‍​ ​‌​ ‌‌‌‍​ ‌‍‌​​ ‌‍​‍‌‍‌ ‌​‌ ‍‌‌ ​​‌‍‌‌​ ‌‌‍‌‌‌ ‌‍‌‍‌‌‌‍ ‍‌ ‌​​‍‌‍‌ ​​‌‍​‌‌ ‌​‌‍‍​​ ‌‌‍​ ‌‍ ‌‍ ‍‌ ‌​‌‍‌‌‌‍ ‍‌ ‌​​‍‌‌​ ‌‌‌​​‍‌‌ ‌‍‍ ‌‍‌‌‌ ‍‌​‍‌‌​ ​ ‌​‌​​‍‌‌​ ​ ‌​‌​​‍‌‌​ ​‍​ ​‍‌‍​‍‌‍​‍‌‍‌‌​ ‌‌​ ‍‌​ ‌ ​ ​‌‌‍​ ‌‍​‌‌‍‌​​ ‌‍​ ​‌​‍‌‌​ ​‍​ ​‍​‍‌‌​ ‌‌‌​‌​​‍ ‍‌‍​ ‌‍‍​‌‍‍‌‌‍ ​‌‍‌​‌ ​‍‌‍‌‌‌‍ ‍​‍‌‌​ ‌‌‌​​‍‌‌ ‌‍‍ ‌‍‌‌‌ ‍‌​‍‌‌​ ​ ‌​‌​​‍‌‌​ ​ ‌​‌​​‍‌‌​ ​‍​ ​‍‌‍​ ​ ‌ ​ ‌ ‌‍​‌​ ​‌​ ​‌​ ​ ‌‍‌‌​ ​ ‌‍​‍​ ‌‍‌‍​‌​‍‌‌​ ​‍​ ​‍​‍‌‌​ ‌‌‌​‌​​‍ ‍‌ ‌​‌‍‌‌‌ ‍​‌ ‌​​‍‌‍‌ ​​‌‍‌‌‌ ​‍‌ ​ ‌ ​​‌‍‌‌‌‍​ ‌ ‌​‌‍‍‌‌ ‌‍‌‍‌‌​ ‌‌ ​​‌ ‌‌‌‍​‍‌‍ ​‌‍‍‌‌ ​ ‌‍‍​‌‍‌‌‌‍‌​​‍​‍‌ ‌